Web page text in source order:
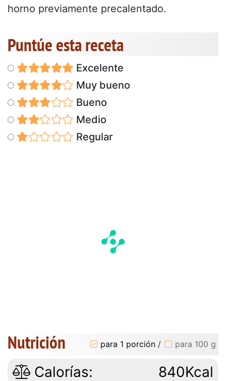
horno previamente precalentado.
Puntúe esta receta
Excelente
Muy bueno
Bueno
Medio
Regular
Nutrición para 1 porción / para 100 g
Calorías: 840Kcal